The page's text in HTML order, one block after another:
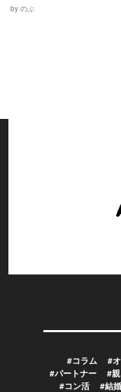
by のぶ
#コラム #
#パートナー
#
#コン活
#結婚